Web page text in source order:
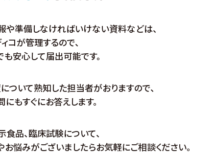
や準備しなければいけない資料などは、
コが管理するので、
も安心して届出可能です。
ついて熟知した担当者がおりますので、
もすぐにお答えします。
品、臨床試験について、
お悩みがございましたらお気軽にご相談ください。